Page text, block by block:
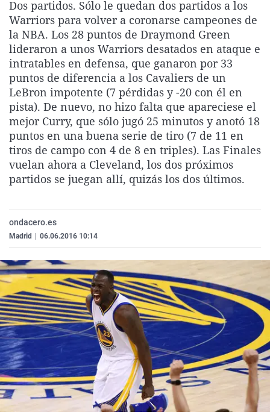
La rosa de los vientos
Gente viajera
Como el perro y el
Caso
Retornados
Equipo de
Operación Viuda
Extremadura
Galicia
La Rioja
Navarra
País Vasco
Virales
Televisión
Elecciones
Dos partidos. Sólo le quedan dos partidos a los
Warriors para volver a coronarse campeones de
la NBA. Los 28 puntos de Draymond Green
lideraron a unos Warriors desatados en ataque e
intratables en defensa, que ganaron por 33
puntos de diferencia a los Cavaliers de un
LeBron impotente (7 pérdidas y -20 con él en
pista). De nuevo, no hizo falta que apareciese el
mejor Curry, que sólo jugó 25 minutos y anotó 18
puntos en una buena serie de tiro (7 de 11 en
tiros de campo con 4 de 8 en triples). Las Finales
vuelan ahora a Cleveland, los dos próximos
partidos se juegan allí, quizás los dos últimos.
ondacero.es
Madrid 06.06.2016 10:14